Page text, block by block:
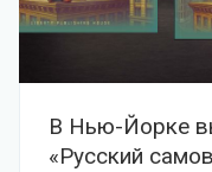
В Нью-Йорке
«Русский